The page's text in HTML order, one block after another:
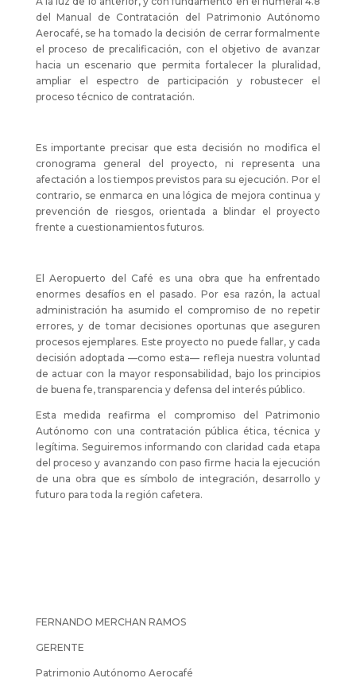
del Manual de Contratación del Patrimonio Autónomo
Aerocafé, se ha tomado la decisión de cerrar formalmente
el proceso de precalificación, con el objetivo de avanzar
hacia un escenario que permita fortalecer la pluralidad,
ampliar el espectro de participación y robustecer el
proceso técnico de contratación.
Es importante precisar que esta decisión no modifica el
cronograma general del proyecto, ni representa una
afectación a los tiempos previstos para su ejecución. Por el
contrario, se enmarca en una lógica de mejora continua y
prevención de riesgos, orientada a blindar el proyecto
frente a cuestionamientos futuros.
El Aeropuerto del Café es una obra que ha enfrentado
enormes desafíos en el pasado. Por esa razón, la actual
administración ha asumido el compromiso de no repetir
errores, y de tomar decisiones oportunas que aseguren
procesos ejemplares. Este proyecto no puede fallar, y cada
decisión adoptada —como esta— refleja nuestra voluntad
de actuar con la mayor responsabilidad, bajo los principios
de buena fe, transparencia y defensa del interés público.
Esta medida reafirma el compromiso del Patrimonio
Autónomo con una contratación pública ética, técnica y
legítima. Seguiremos informando con claridad cada etapa
del proceso y avanzando con paso firme hacia la ejecución
de una obra que es símbolo de integración, desarrollo y
futuro para toda la región cafetera.
FERNANDO MERCHAN RAMOS
GERENTE
Patrimonio Autónomo Aerocafé